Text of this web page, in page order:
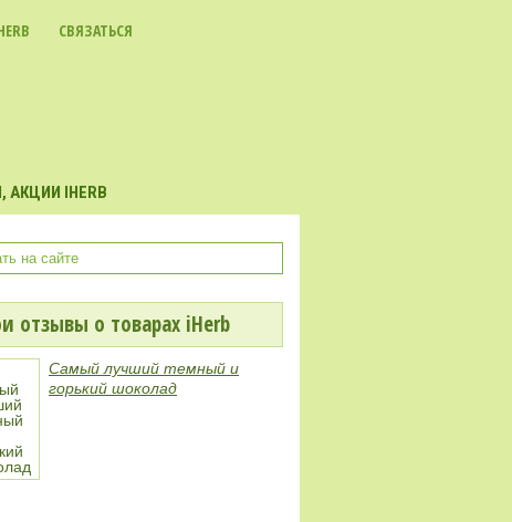
СВЯЗАТЬСЯ
IHERB
отзывы о товарах iHerb
Самый лучший темный и
горький шоколад